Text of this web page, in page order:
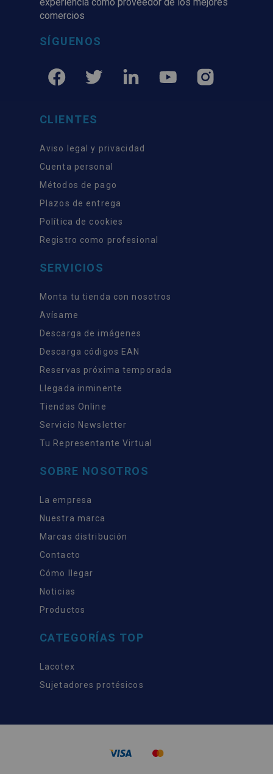
comercios
SÍGUENOS
CLIENTES
Aviso legal y privacidad
Cuenta personal
Métodos de pago
Plazos de entrega
Política de cookies
Registro como profesional
SERVICIOS
Monta tu tienda con nosotros
Avísame
Descarga de imágenes
Descarga códigos EAN
Reservas próxima temporada
Llegada inminente
Tiendas Online
Servicio Newsletter
Tu Representante Virtual
SOBRE NOSOTROS
La empresa
Nuestra marca
Marcas distribución
Contacto
Cómo llegar
Noticias
Productos
CATEGORÍAS TOP
Lacotex
Sujetadores protésicos